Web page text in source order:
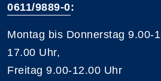
0611/9889-0:
Montag bis Donnerstag 9.00-
17.00 Uhr,
Freitag 9.00-12.00 Uhr